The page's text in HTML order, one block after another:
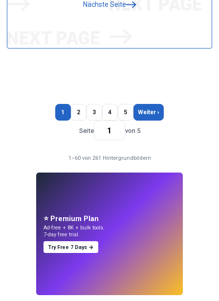
Nächste Seite
1 2 3 4 5 Weiter ›
Seite von 5
1–60 von 261 Hintergrundbildern
⭐ Premium Plan
Ad-free + 8K + bulk tools.
7-day free trial.
Try Free 7 Days →